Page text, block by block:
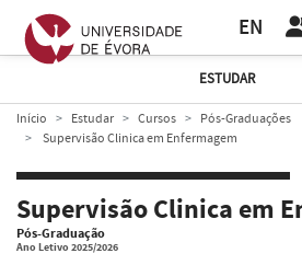
EN
ESTUDAR
Início Estudar Cursos
Pós-Graduações
Supervisão Clinica em Enfermagem
Supervisão Clinica em
Pós-Graduação
Ano Letivo 2025/2026